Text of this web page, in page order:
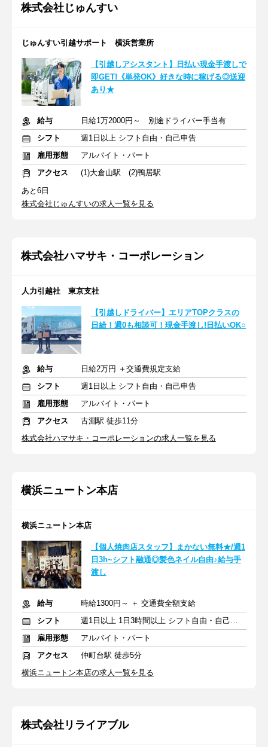
株式会社じゅんすい
じゅんすい引越サポート 横浜営業所
【引越しアシスタント】日払い現金手渡しで
即GET!《単発OK》好きな時に稼げる◎送迎
あり★
給与
日給1万2000円～ 別途ドライバー手当有
シフト
週1日以上 シフト自由・自己申告
雇用形態
アルバイト・パート
アクセス
(1)大倉山駅 (2)鴨居駅
あと6日
株式会社じゅんすいの求人一覧を見る
株式会社ハマサキ・コーポレーション
人力引越社 東京支社
【引越しドライバー】エリアTOPクラスの
日給！週0も相談可！現金手渡し!日払いOK○
給与
日給2万円 ＋交通費規定支給
シフト
週1日以上 シフト自由・自己申告
雇用形態
アルバイト・パート
アクセス
古淵駅 徒歩11分
株式会社ハマサキ・コーポレーションの求人一覧を見る
横浜ニュートン本店
横浜ニュートン本店
【個人焼肉店スタッフ】まかない無料★/週1
日3h~シフト融通◎髪色ネイル自由♪給与手
渡し
給与
時給1300円～ ＋ 交通費全額支給
シフト
週1日以上 1日3時間以上 シフト自由・自己申告
雇用形態
アルバイト・パート
アクセス
仲町台駅 徒歩5分
横浜ニュートン本店の求人一覧を見る
株式会社リライアブル